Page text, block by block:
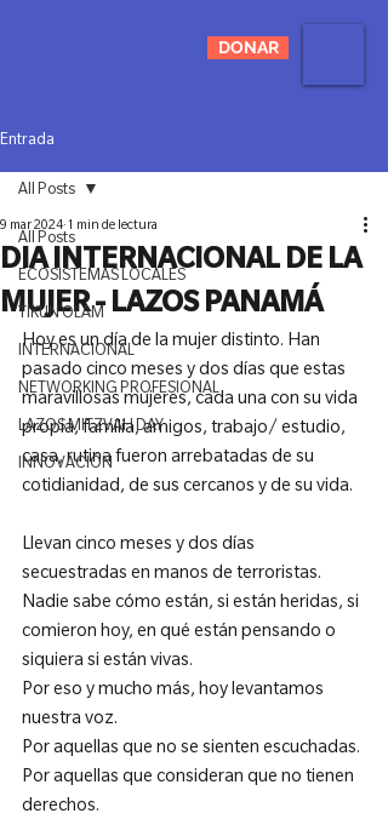
DONAR
Entrada
All Posts
ECOSISTEMAS LOCALES
TIKUN OLAM
INTERNACIONAL
NETWORKING PROFESIONAL
LAZOS MITZVAH DAY
INNOVACIÓN
All Posts
DIA INTERNACIONAL DE LA
MUJER - LAZOS PANAMÁ
9 mar 2024 1 min de lectura
Hoy es un día de la mujer distinto. Han
pasado cinco meses y dos días que estas
maravillosas mujeres, cada una con su vida
propia, familia, amigos, trabajo/ estudio,
casa, rutina fueron arrebatadas de su
Llevan cinco meses y dos días
secuestradas en manos de terroristas.
Nadie sabe cómo están, si están heridas, si
comieron hoy, en qué están pensando o
siquiera si están vivas.
Por eso y mucho más, hoy levantamos
nuestra voz.
Por aquellas que no se sienten escuchadas.
Por aquellas que consideran que no tienen
derechos.